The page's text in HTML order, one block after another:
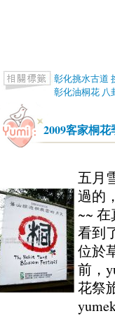
彰化挑水古道
彰化油桐花 八
2009客家桐
五月
過的
~~
看到
位於
前，
花祭